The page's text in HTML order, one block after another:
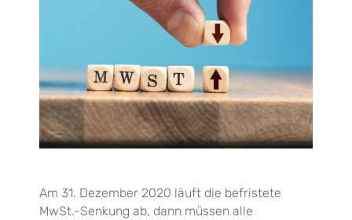
Am 31. Dezember 2020 läuft die befristete
MwSt.-Senkung ab, dann müssen alle